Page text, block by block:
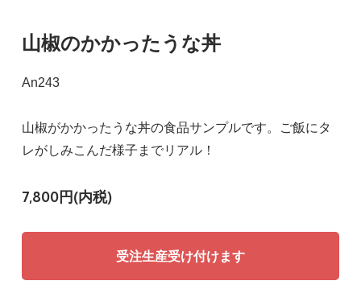
山椒のかかったうな丼
An243
山椒がかかったうな丼の食品サンプルです。ご飯にタ
レがしみこんだ様子までリアル！
7,800円(内税)
受注生産受け付けます